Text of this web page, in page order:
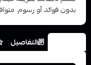
بدون فوائد أو رسوم.
التفاصيل